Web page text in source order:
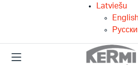
Latviešu